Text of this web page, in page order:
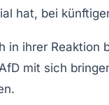
hat, bei
in ihrer
AfD mit sich